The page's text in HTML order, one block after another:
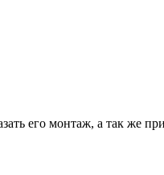
его монтаж, а так же